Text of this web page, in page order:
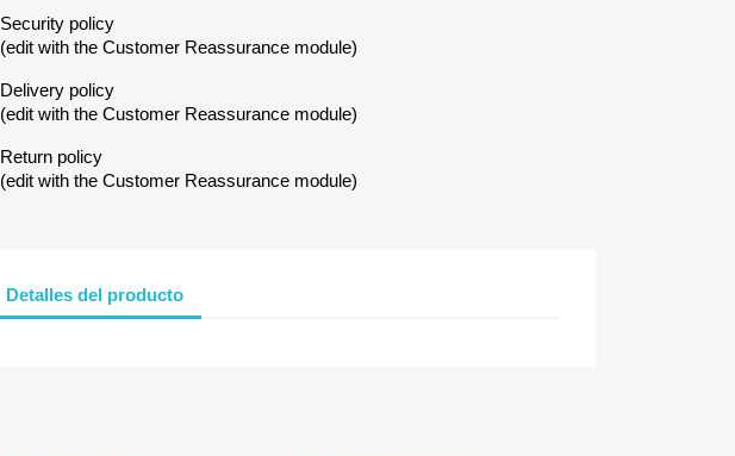
Security policy
(edit with the Customer Reassurance module)
Delivery policy
(edit with the Customer Reassurance module)
Return policy
(edit with the Customer Reassurance module)
Detalles del producto